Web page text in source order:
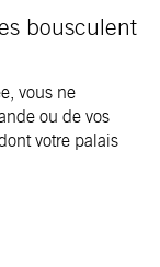
bousculent
vous ne
ou de vos
votre palais